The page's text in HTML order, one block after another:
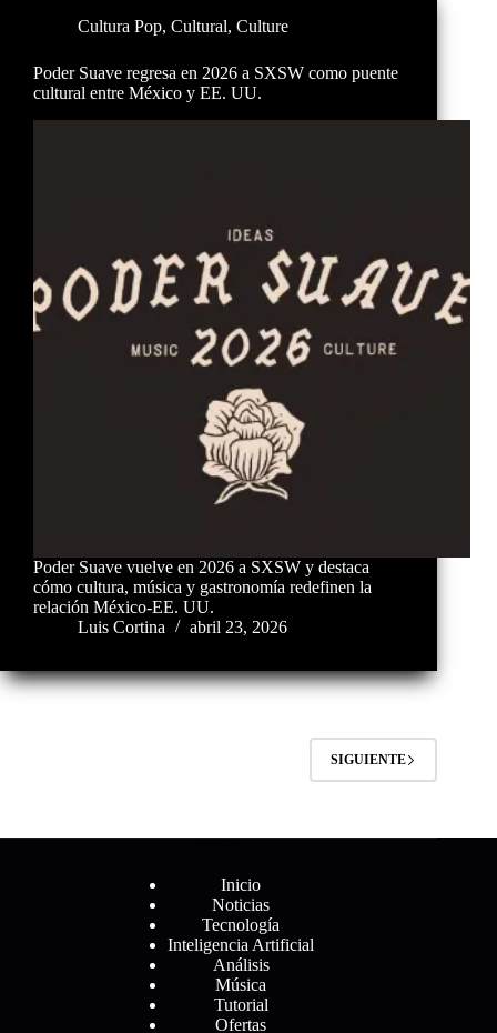
Cultura Pop, Cultural, Culture
Poder Suave regresa en 2026 a SXSW como puente
cultural entre México y EE. UU.
Poder Suave vuelve en 2026 a SXSW y destaca
cómo cultura, música y gastronomía redefinen la
relación México-EE. UU.
Luis Cortina
abril 23, 2026
SIGUIENTE
Inicio
Noticias
Tecnología
Inteligencia Artificial
Análisis
Música
Tutorial
Ofertas